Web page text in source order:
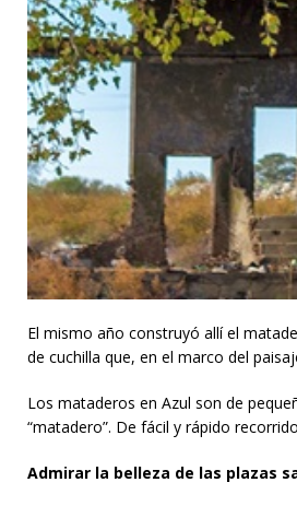
El mismo año construyó allí el
de cuchilla que, en el marco del
Los mataderos en Azul son de
“matadero”. De fácil y rápido
Admirar la belleza de las plazas